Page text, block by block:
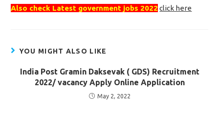
Also check Latest government jobs 2022 click here
YOU MIGHT ALSO LIKE
India Post Gramin Daksevak ( GDS) Recruitment
2022/ vacancy Apply Online Application
May 2, 2022